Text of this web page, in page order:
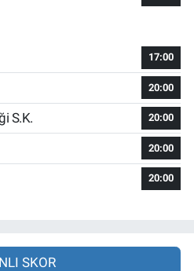
17:00
20:00
S.K. 20:00
20:00
20:00
SKOR